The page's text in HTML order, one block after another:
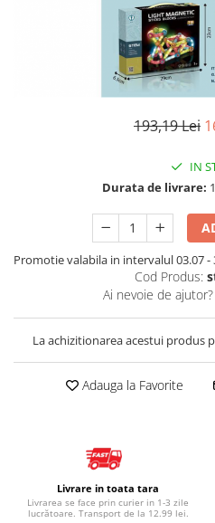
Seturi de constructie
Jucarii instrumente muzicale
Accesorii copii
Busy Board
Figurine cu eroi si personaje
Jocuri de societate
Jocuri si Jucarii in Limba Romana
Nisip kinetic
Pictura, modelaj si accesorii
Tarcuri si corturi
Lenjerii de pat copii si bebe
Mobilier pentru copii
Jucarii de plus mici
Jucarii de plus medii
Jucarii de plus mari
193,19 Lei
IN
Durata de livrare:
Promotie valabila in intervalul 03.07
Cod Produs:
Ai nevoie de ajutor?
La achizitionarea acestui produs
Adauga la Favorite
Livrare in toata tara
Livrarea se face prin curier in 1-3 zile
lucrătoare. Transport de la 12.99 lei.